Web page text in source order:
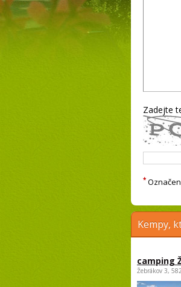
Zadejte
*
Kempy,
camping
Žebrákov 3,